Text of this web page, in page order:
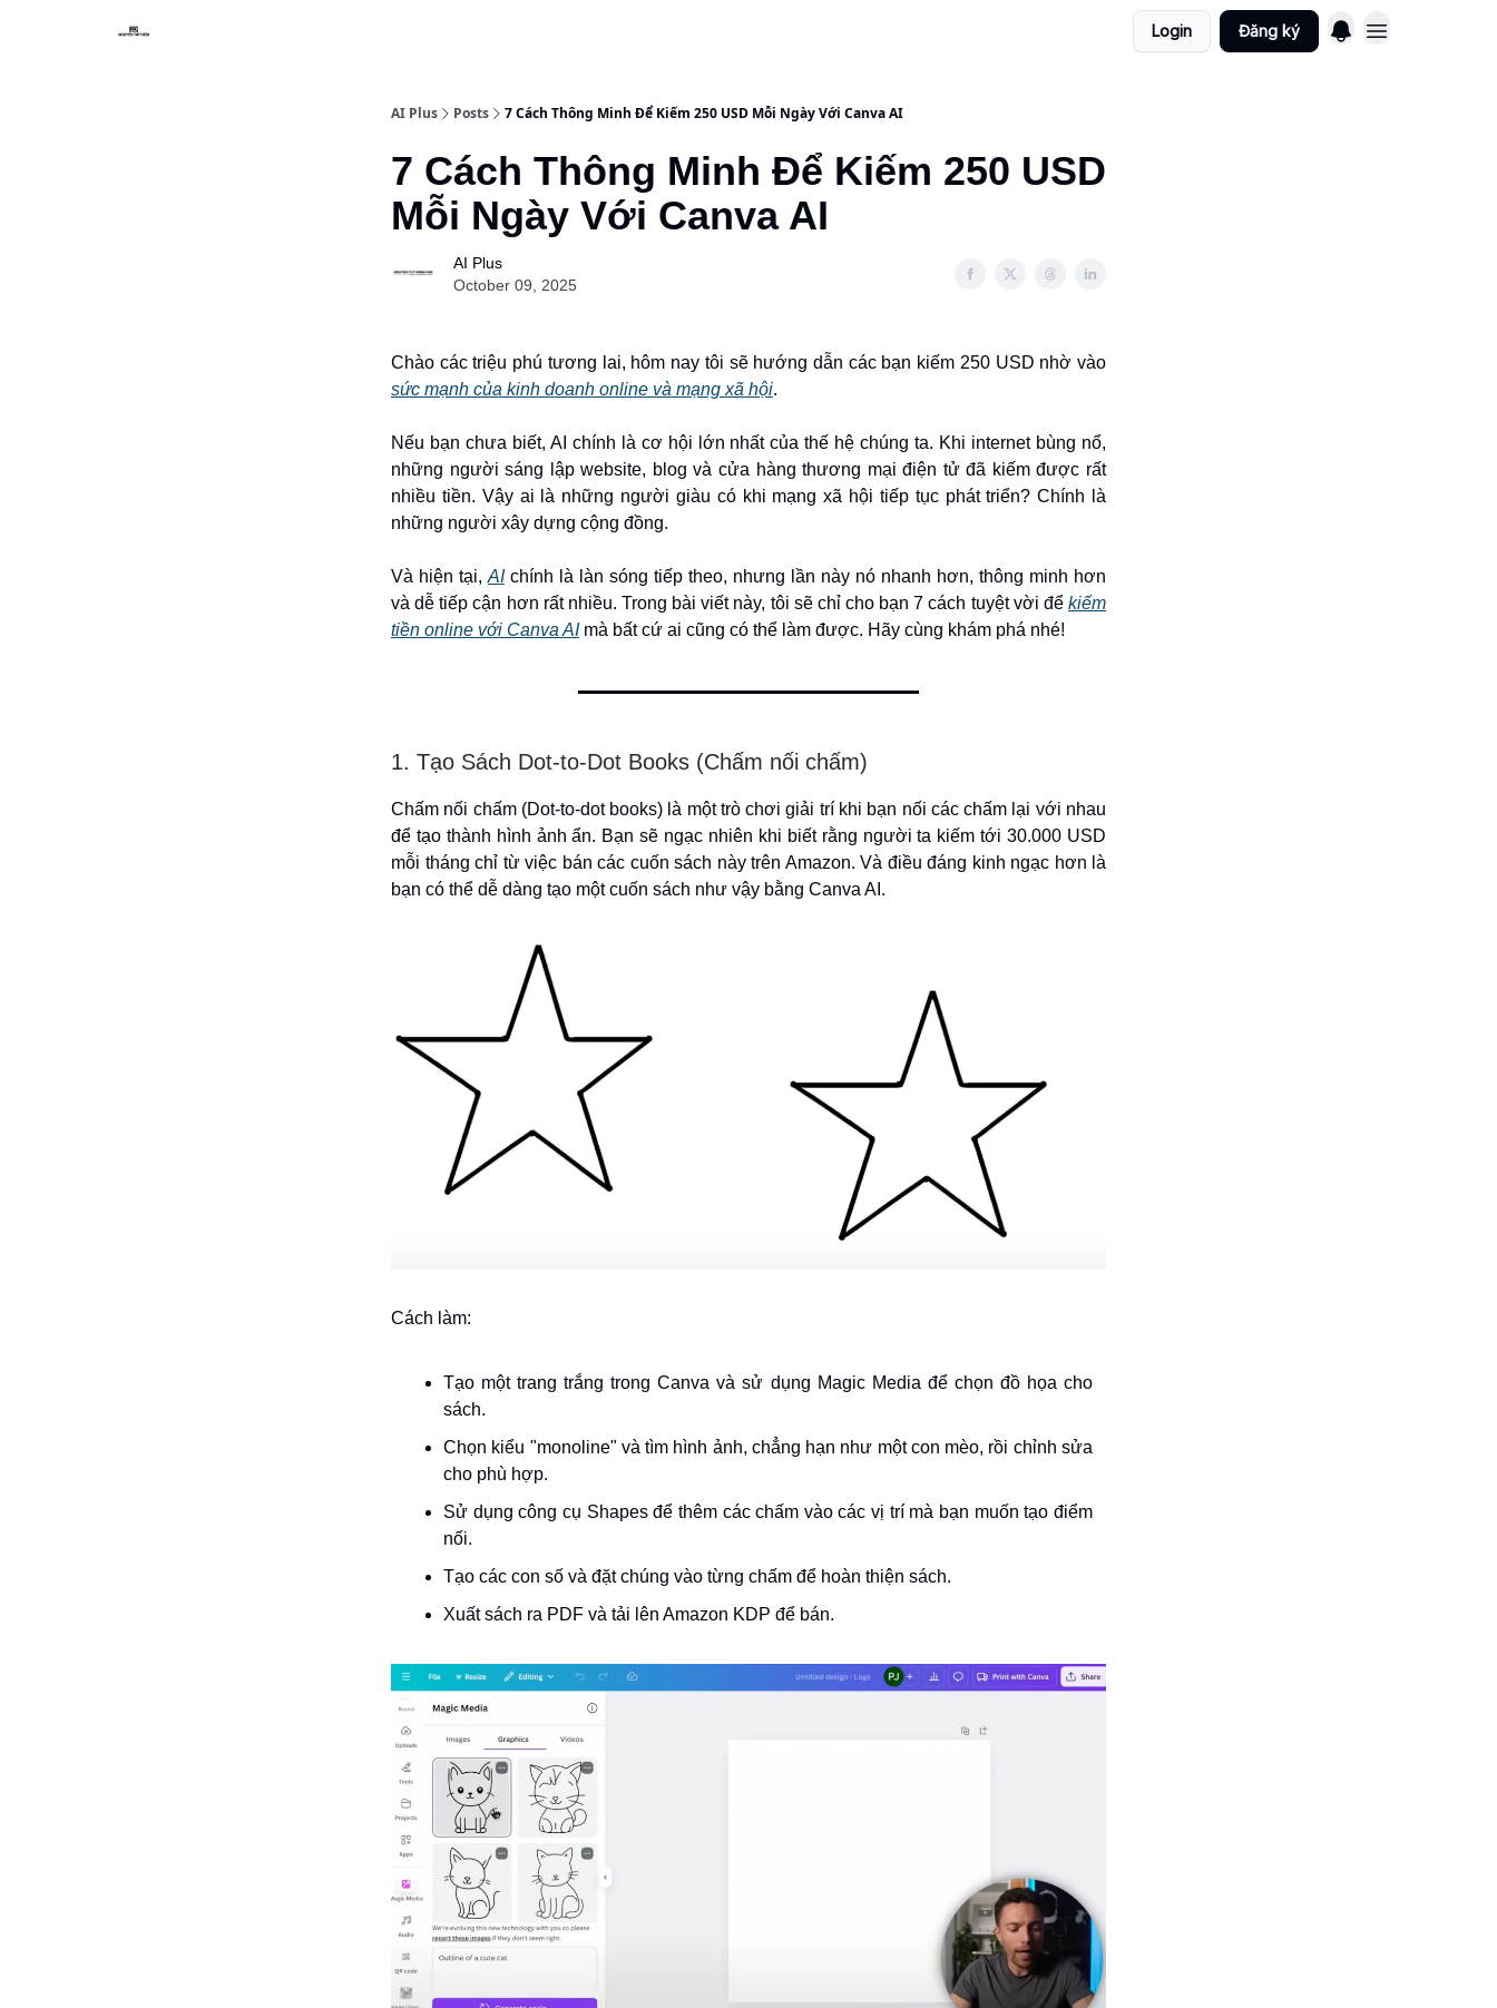
Login Đăng ký
AI Plus Posts 7 Cách Thông Minh Để Kiếm 250 USD Mỗi Ngày Với Canva AI
7 Cách Thông Minh Để Kiếm 250 USD
Mỗi Ngày Với Canva AI
AI Plus
October 09, 2025
Chào các triệu phú tương lai, hôm nay tôi sẽ hướng dẫn các bạn kiếm 250 USD nhờ vào
sức mạnh của kinh doanh online và mạng xã hội.
Nếu bạn chưa biết, AI chính là cơ hội lớn nhất của thế hệ chúng ta. Khi internet bùng nổ,
những người sáng lập website, blog và cửa hàng thương mại điện tử đã kiếm được rất
nhiều tiền. Vậy ai là những người giàu có khi mạng xã hội tiếp tục phát triển? Chính là
những người xây dựng cộng đồng.
Và hiện tại, AIchính là làn sóng tiếp theo, nhưng lần này nó nhanh hơn, thông minh hơn
và dễ tiếp cận hơn rất nhiều. Trong bài viết này, tôi sẽ chỉ cho bạn 7 cách tuyệt vời để kiếm
tiền online với Canva AImà bất cứ ai cũng có thể làm được. Hãy cùng khám phá nhé!
1. Tạo Sách Dot-to-Dot Books (Chấm nối chấm)
Chấm nối chấm (Dot-to-dot books) là một trò chơi giải trí khi bạn nối các chấm lại với nhau
để tạo thành hình ảnh ẩn. Bạn sẽ ngạc nhiên khi biết rằng người ta kiếm tới 30.000 USD
mỗi tháng chỉ từ việc bán các cuốn sách này trên Amazon. Và điều đáng kinh ngạc hơn là
bạn có thể dễ dàng tạo một cuốn sách như vậy bằng Canva AI.
Cách làm:
Tạo một trang trắng trong Canva và sử dụng Magic Media để chọn đồ họa cho
sách.
Chọn kiểu "monoline" và tìm hình ảnh, chẳng hạn như một con mèo, rồi chỉnh sửa
cho phù hợp.
Sử dụng công cụ Shapes để thêm các chấm vào các vị trí mà bạn muốn tạo điểm
nối.
Tạo các con số và đặt chúng vào từng chấm để hoàn thiện sách.
Xuất sách ra PDF và tải lên Amazon KDP để bán.